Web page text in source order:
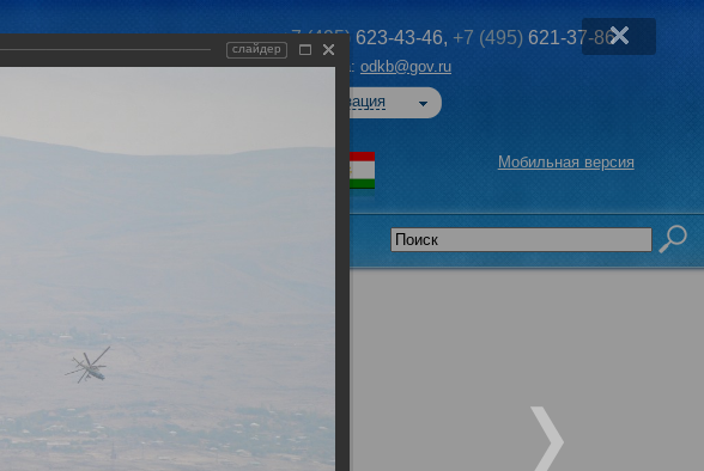
+7 (495) 623-43-46, +7 (495) 621-37-86
Эл. почта: odkb@gov.ru
Авторизация
Мобильная версия
слайдер